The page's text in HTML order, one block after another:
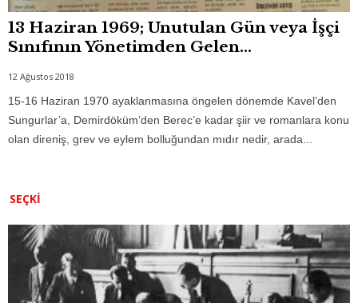
13 Haziran 1969; Unutulan Gün veya İşçi
Sınıfının Yönetimden Gelen...
12 Ağustos 2018
15-16 Haziran 1970 ayaklanmasına öngelen dönemde Kavel’den
Sungurlar’a, Demirdöküm’den Berec’e kadar şiir ve romanlara konu
olan direniş, grev ve eylem bolluğundan mıdır nedir, arada...
SEÇKI